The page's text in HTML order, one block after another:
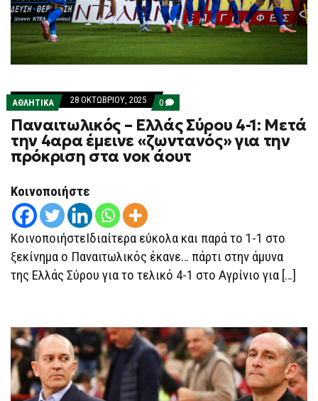
ΑΘΛΗΤΙΚΑ 28 ΟΚΤΩΒΡΊΟΥ, 2025 0 COMMENTS
ON
ΠΑΝΑΙΤΩΛΙΚΌΣ
–
ΕΛΛΆΣ
ΣΎΡΟΥ
ΓΙΑ
ΠΡΌΚΡΙΣΗ
ΣΤΑ
ΝΟΚ
Παναιτωλικός – Ελλάς Σύρου 4-1: Μετά
την 4αρα έμεινε «ζωντανός» για την
πρόκριση στα νοκ άουτ
Κοινοποιήστε
ΚοινοποιήστεΙδιαίτερα εύκολα και παρά το 1-1 στο
ξεκίνημα ο Παναιτωλικός έκανε… πάρτι στην άμυνα
της Ελλάς Σύρου για το τελικό 4-1 στο Αγρίνιο για […]